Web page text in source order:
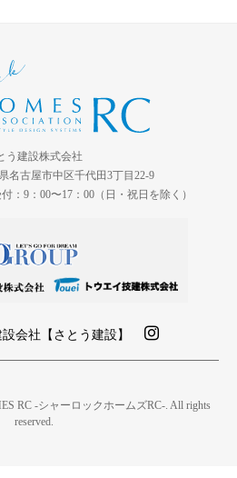
う建設株式会社
名古屋市中区千代田3丁目22-9
：9：00〜17：00（日・祝日を除く）
会社【さとう建設】
RC -シャーロックホームズRC-. All rights
reserved.